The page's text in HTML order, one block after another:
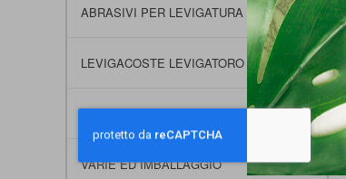
ABRASIVI PER LEVIGATURA
LEVIGACOSTE LEVIGATORO SMUSSI
PLATORELLI E SUPPORTI
VARIE ED IMBALLAGGIO